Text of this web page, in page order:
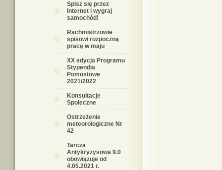
Spisz się przez
Internet i wygraj
samochód!
Rachmistrzowie
spisowi rozpoczną
pracę w maju
XX edycja Programu
Stypendia
Pomostowe
2021/2022
Konsultacje
Społeczne
Ostrzeżenie
meteorologiczne Nr
42
Tarcza
Antykryzysowa 9.0
obowiązuje od
4.05.2021 r.